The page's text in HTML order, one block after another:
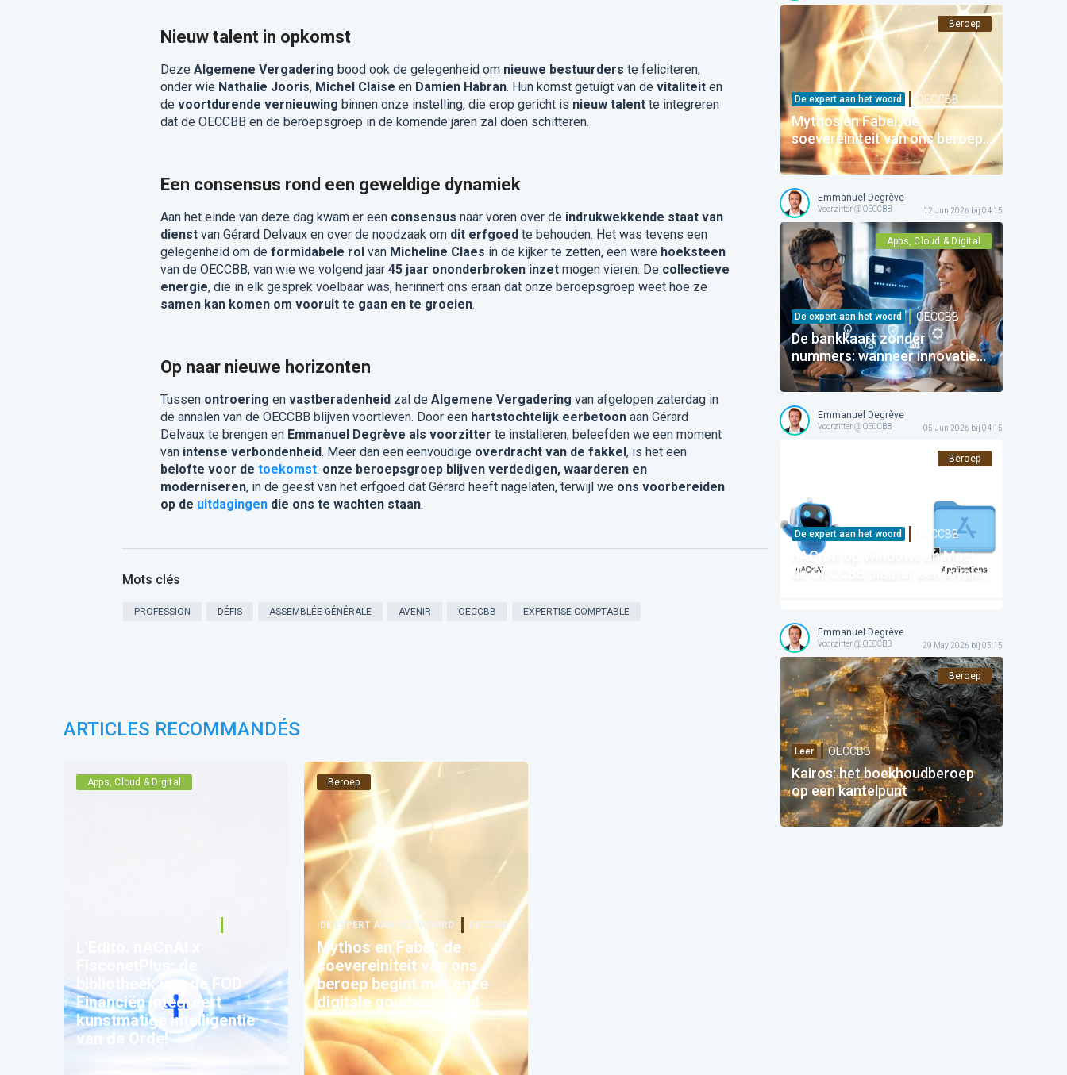
Nieuw talent in opkomst
Deze Algemene Vergadering bood ook de gelegenheid om nieuwe bestuurders te feliciteren,
onder wie Nathalie Jooris, Michel Claise en Damien Habran. Hun komst getuigt van de vitaliteiten
de voortdurende vernieuwing binnen onze instelling, die erop gericht is nieuw talentte integreren
dat de OECCBB en de beroepsgroep in de komende jaren zal doen schitteren.
Een consensus rond een geweldige dynamiek
Aan het einde van deze dag kwam er een consensus naar voren over de indrukwekkende staat van
dienstvan Gérard Delvaux en over de noodzaak om dit erfgoedte behouden. Het was tevens een
gelegenheid om de formidabele rolvan Micheline Claes in de kijker te zetten, een ware hoeksteen
van de OECCBB, van wie we volgend jaar 45 jaar ononderbroken inzetmogen vieren. De collectieve
energie, die in elk gesprek voelbaar was, herinnert ons eraan dat onze beroepsgroep weet hoe ze
samen kan komen om vooruit te gaan en te groeien.
Op naar nieuwe horizonten
Tussen ontroering en vastberadenheidzal de Algemene Vergadering van afgelopen zaterdag in
de annalen van de OECCBB blijven voortleven. Door een hartstochtelijk eerbetoonaan Gérard
Delvaux te brengen en Emmanuel Degrève als voorzitter te installeren, beleefden we een moment
van intense verbondenheid. Meer dan een eenvoudige overdracht van de fakkel, is het een
belofte voor de toekomst: onze beroepsgroep blijven verdedigen, waarderen en
moderniseren, in de geest van het erfgoed dat Gérard heeft nagelaten, terwijl we ons voorbereiden
op de uitdagingendie ons te wachten staan.
Mots clés
PROFESSION DÉFIS ASSEMBLÉE GÉNÉRALE AVENIR OECCBB EXPERTISE COMPTABLE
ARTICLES RECOMMANDÉS
Apps, Cloud & Digital
bibliotheek van de FOD
Financiën integreert
kunstmatige intelligentie
van de Orde!
Beroep
DE EXPERT AAN HET WOORD OECCBB
Mythos en Fabel: de
soevereiniteit van ons
beroep begint met onze
digitale goudvoorraad
Beroep
De expert aan het woord OECCBB
Mythos en Fabel: de
soevereiniteit van ons beroep
begint met onze digitale
goudvoorraad
Emmanuel Degrève
Voorzitter @ OECCBB 12 Jun 2026 bij 04:15
Apps, Cloud & Digital
De expert aan het woord OECCBB
De bankkaart zonder
nummers: wanneer innovatie
stopt met confronteren om te
inspireren. En wij?
Emmanuel Degrève
Voorzitter @ OECCBB 05 Jun 2026 bij 04:15
Beroep
De expert aan het woord OECCBB
nACnAI op Windows en Mac:
de OECCBB plaatst een loyale
Emmanuel Degrève
Voorzitter @ OECCBB 29 May 2026 bij 05:15
Beroep
Leer OECCBB
Kairos: het boekhoudberoep
op een kantelpunt